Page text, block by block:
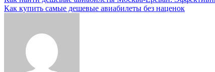
по
Как купить самые дешевые авиабилеты без наценок